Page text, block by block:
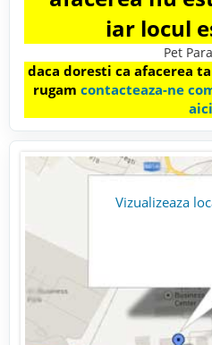
iar locul
Pet
daca doresti ca afacerea
rugam contacteaza-ne
aici
Vizualizeaza